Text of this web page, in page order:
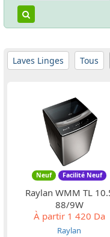
Laves Linges Tous
Neuf Facilité Neuf
Raylan WMM TL
88/9W
À partir1 420 Da
Raylan